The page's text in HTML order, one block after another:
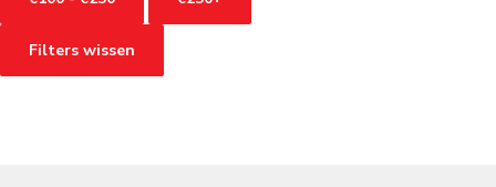
Filters wissen